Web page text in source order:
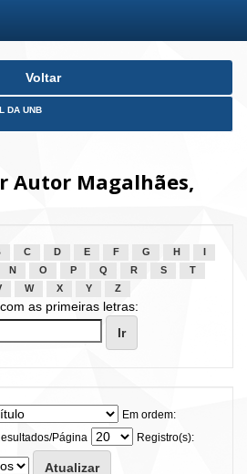
Voltar
DA UNB
Autor Magalhães,
C D E F G H
N O P Q R S
T
W X Y Z
as primeiras letras:
Em ordem:
Página
Registro(s):